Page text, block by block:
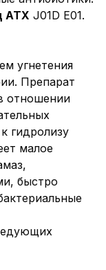
АТХ J01D E01.
угнетения
Препарат
отношении
гидролизу
малое
быстро